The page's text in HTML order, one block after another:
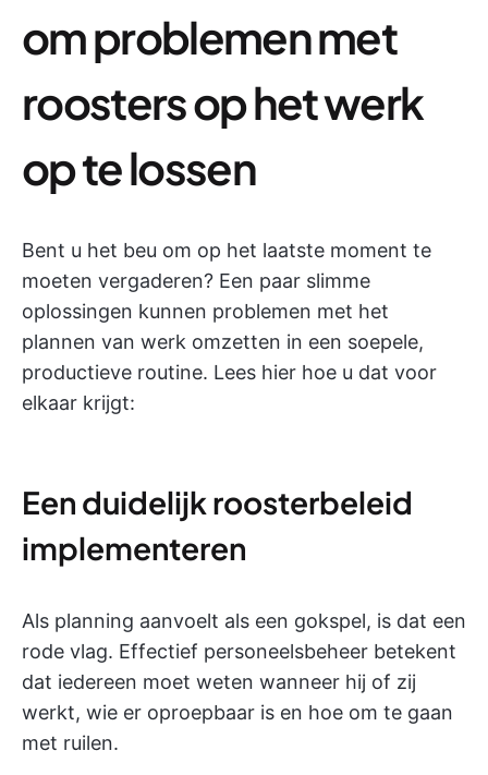
om problemen met
roosters op het werk
op te lossen
Bent u het beu om op het laatste moment te
moeten vergaderen? Een paar slimme
oplossingen kunnen problemen met het
plannen van werk omzetten in een soepele,
productieve routine. Lees hier hoe u dat voor
elkaar krijgt:
Een duidelijk roosterbeleid
implementeren
Als planning aanvoelt als een gokspel, is dat een
rode vlag. Effectief personeelsbeheer betekent
dat iedereen moet weten wanneer hij of zij
werkt, wie er oproepbaar is en hoe om te gaan
met ruilen.